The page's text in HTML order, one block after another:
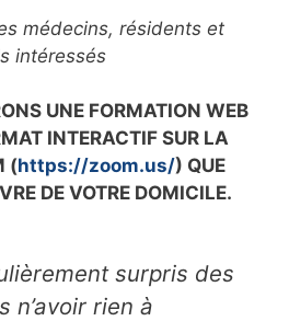
médecins, résidents et
intéressés
UNE FORMATION WEB
INTERACTIF SUR LA
(https://zoom.us/) QUE
DE VOTRE DOMICILE.
surpris des
n’avoir rien à